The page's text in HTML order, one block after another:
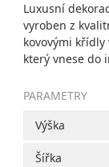
Luxusní
vyroben z
kovovými
který vnese do
PARAMETRY
Výška
Šířka